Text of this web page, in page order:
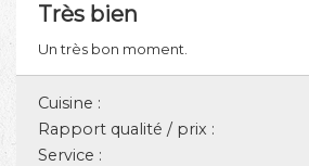
Très bien
Un très bon moment.
Cuisine :
Rapport qualité / prix :
Service :